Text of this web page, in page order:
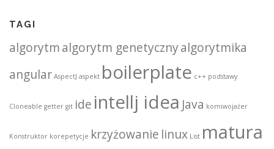
TAGI
algorytmalgorytm genetycznyalgorytmika
angular AspectJ aspekt boilerplate c++ podstawy
Cloneable getter git ide intellj idea Java komiwojażer
Konstruktor korepetycje krzyżowanie linux List matura